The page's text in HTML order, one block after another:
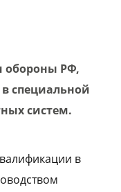
обороны РФ,
специальной
систем.
в